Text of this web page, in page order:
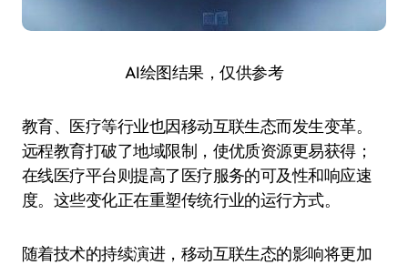
AI绘图结果，仅供参考
教育、医疗等行业也因移动互联生态而发生变革。
远程教育打破了地域限制，使优质资源更易获得；
在线医疗平台则提高了医疗服务的可及性和响应速
度。这些变化正在重塑传统行业的运行方式。
随着技术的持续演进，移动互联生态的影响将更加